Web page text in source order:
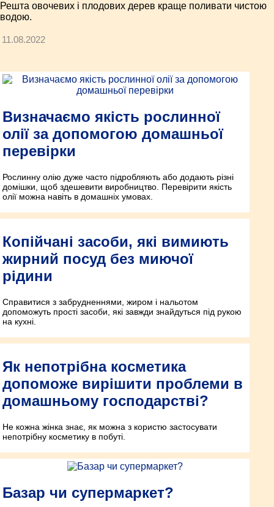
Решта овочевих і плодових дерев краще поливати чистою
водою.
11.08.2022
Визначаємо якість рослинної
олії за допомогою домашньої
перевірки
Рослинну олію дуже часто підробляють або додають різні
домішки, щоб здешевити виробництво. Перевірити якість
олії можна навіть в домашніх умовах.
Копійчані засоби, які вимиють
жирний посуд без миючої
рідини
Справитися з забрудненнями, жиром і нальотом
допоможуть прості засоби, які завжди знайдуться під рукою
на кухні.
Як непотрібна косметика
допоможе вирішити проблеми в
домашньому господарстві?
Не кожна жінка знає, як можна з користю застосувати
непотрібну косметику в побуті.
Базар чи супермаркет?